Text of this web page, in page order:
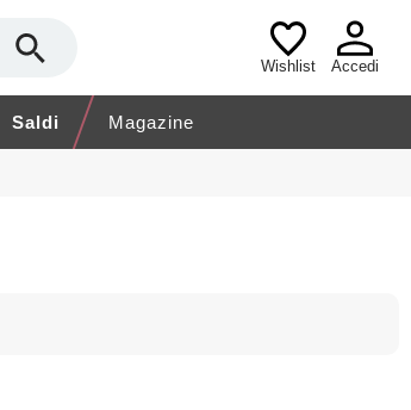
Wishlist Accedi
Saldi Magazine